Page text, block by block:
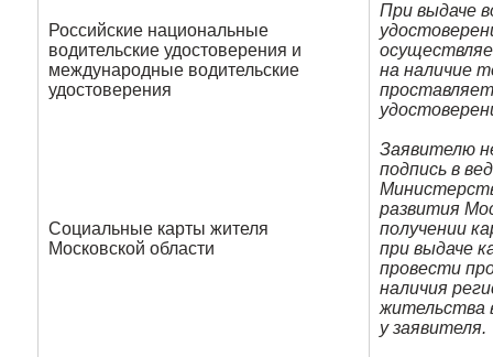
Российские национальные
водительские удостоверения и
международные водительские
удостоверения
При выдаче
на наличие
Социальные карты жителя
Московской области
Заявителю
подпись в
развития
получении
при выдаче
провести
наличия
жительства
у заявителя.